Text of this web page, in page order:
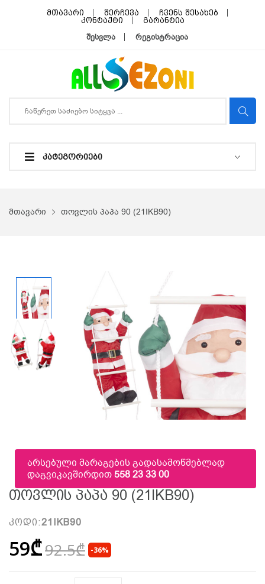
მთავარი შერჩევა
ჩვენს შესახებ
კონტაქტი
გარანტია
შესვლა რეგისტრაცია
ᲙᲐᲢᲔᲒᲝᲠᲘᲔᲑᲘ
მთავარი თოვლის პაპა 90 (21IKB90)
არსებული მარაგების გადასამოწმებლად
დაგვიკავშირდით558 23 33 00
Თოვლის Პაპა 90 (21IKB90)
კოდი:21IKB90
59₾92.5₾ -36%